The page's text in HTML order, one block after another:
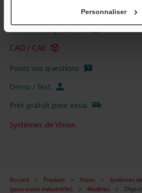
Personnaliser
CAO / CAE
Posez vos questions
Démo / Test
Prêt gratuit pour essai
Systèmes de Vision
Accueil Produits Vision Systèmes
(pour vision industrielle)
Modèles